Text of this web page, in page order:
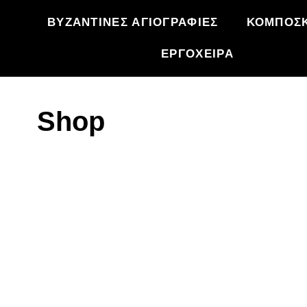
ΒΥΖΑΝΤΙΝΕΣ ΑΓΙΟΓΡΑΦΙΕΣ
ΕΡΓΟΧΕΙΡΑ
Shop